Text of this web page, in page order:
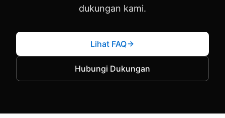
dukungan kami.
Lihat FAQ
Hubungi Dukungan